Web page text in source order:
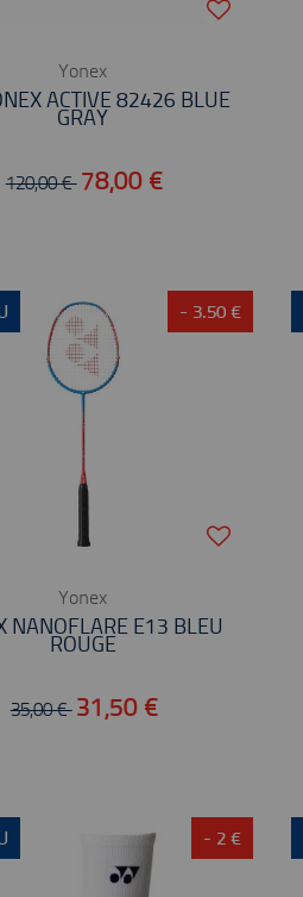
Yonex
ACTIVE 82426 BLUE
GRAY
120,00 € 78,00 €
- 3.50 €
Yonex
NANOFLARE E13 BLEU
ROUGE
35,00 € 31,50 €
- 2 €